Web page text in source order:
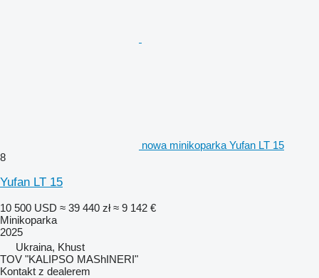
nowa minikoparka Yufan LT 15
8
Yufan LT 15
10 500 USD ≈ 39 440 zł ≈ 9 142 €
Minikoparka
2025
Ukraina, Khust
TOV "KALIPSO MAShINERI"
Kontakt z dealerem